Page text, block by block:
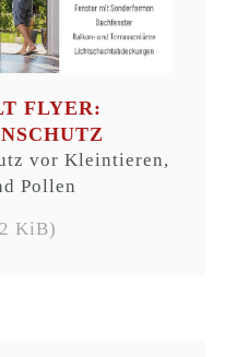
FLYER:
vor Kleintieren,
Pollen
KiB)